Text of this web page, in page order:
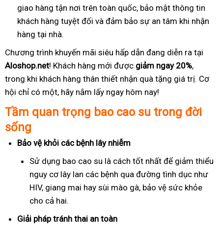
giao hàng tận nơi trên toàn quốc, bảo mật thông tin
khách hàng tuyệt đối và đảm bảo sự an tâm khi nhận
hàng tại nhà.
Chương trình khuyến mãi siêu hấp dẫn đang diễn ra tại
Aloshop.net! Khách hàng mới được giảm ngay 20%,
trong khi khách hàng thân thiết nhận quà tặng giá trị. Cơ
hội chỉ có một, hãy nắm lấy ngay hôm nay!
Tầm quan trọng bao cao su trong đời
sống
Bảo vệ khỏi các bệnh lây nhiễm
Sử dụng bao cao su là cách tốt nhất để giảm thiểu
nguy cơ lây lan các bệnh qua đường tình dục như
HIV, giang mai hay sùi mào gà, bảo vệ sức khỏe
cho cả hai.
Giải pháp tránh thai an toàn